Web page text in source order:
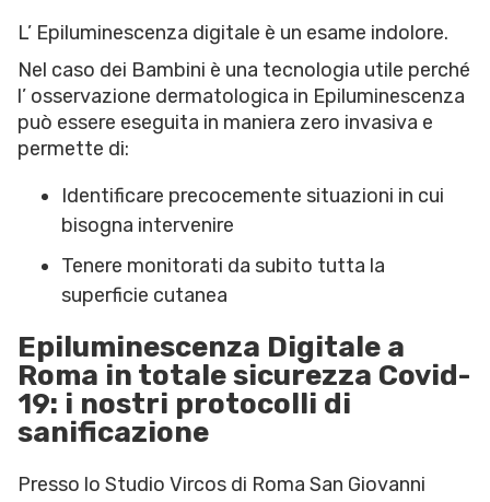
L’ Epiluminescenza digitale è un esame indolore.
Nel caso dei Bambini è una tecnologia utile perché
l’ osservazione dermatologica in Epiluminescenza
può essere eseguita in maniera zero invasiva e
permette di:
Identificare precocemente situazioni in cui
bisogna intervenire
Tenere monitorati da subito tutta la
superficie cutanea
Epiluminescenza Digitale a
Roma in totale sicurezza Covid-
19: i nostri protocolli di
sanificazione
Presso lo Studio Vircos di Roma San Giovanni